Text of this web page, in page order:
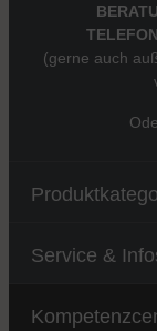
(gerne auch
Service &